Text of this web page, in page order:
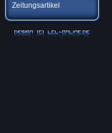
Zeitungsartikel